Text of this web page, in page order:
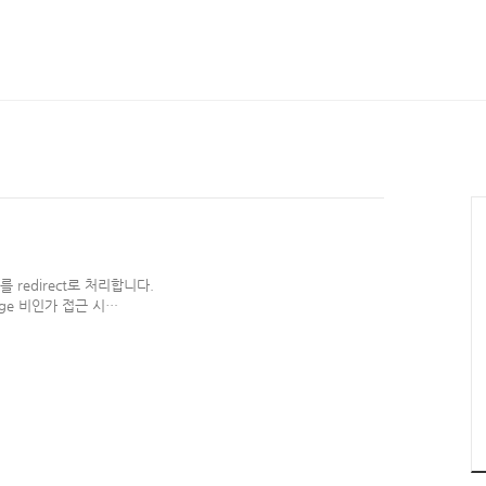
redirect로 처리합니다.
비인가 접근 시
를 page redirect가 아닌